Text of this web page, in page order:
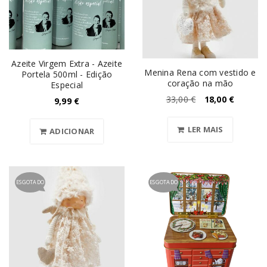
Azeite Virgem Extra - Azeite
Portela 500ml - Edição
Especial
9,99 €
ADICIONAR
Menina Rena com vestido e
coração na mão
33,00€ 18,00 €
LER MAIS
ESGOTADO ESGOTADO